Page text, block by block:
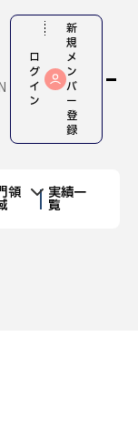
ロ
グ
イ
ン
新
規
メ
ン
バ
ー
登
録
領 実績一
覧